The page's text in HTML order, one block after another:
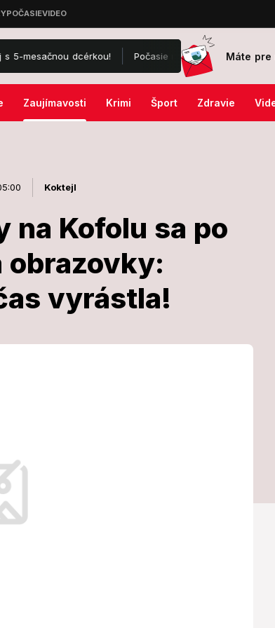
dcérkou! Počasie rozdelí Slovensko: Kým vMáte pre
Zaujímavosti Krimi Šport Zdravie
Koktejl
na Kofolu sa po
obrazovky:
vyrástla!
na
rokoch
vyrástla!